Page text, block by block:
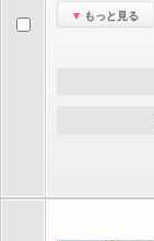
もっと見る